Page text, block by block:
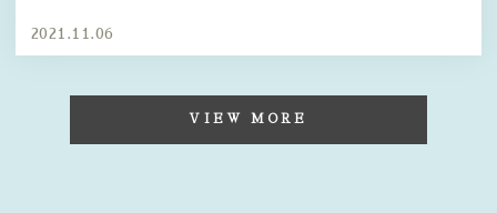
2021.11.06
VIEW MORE